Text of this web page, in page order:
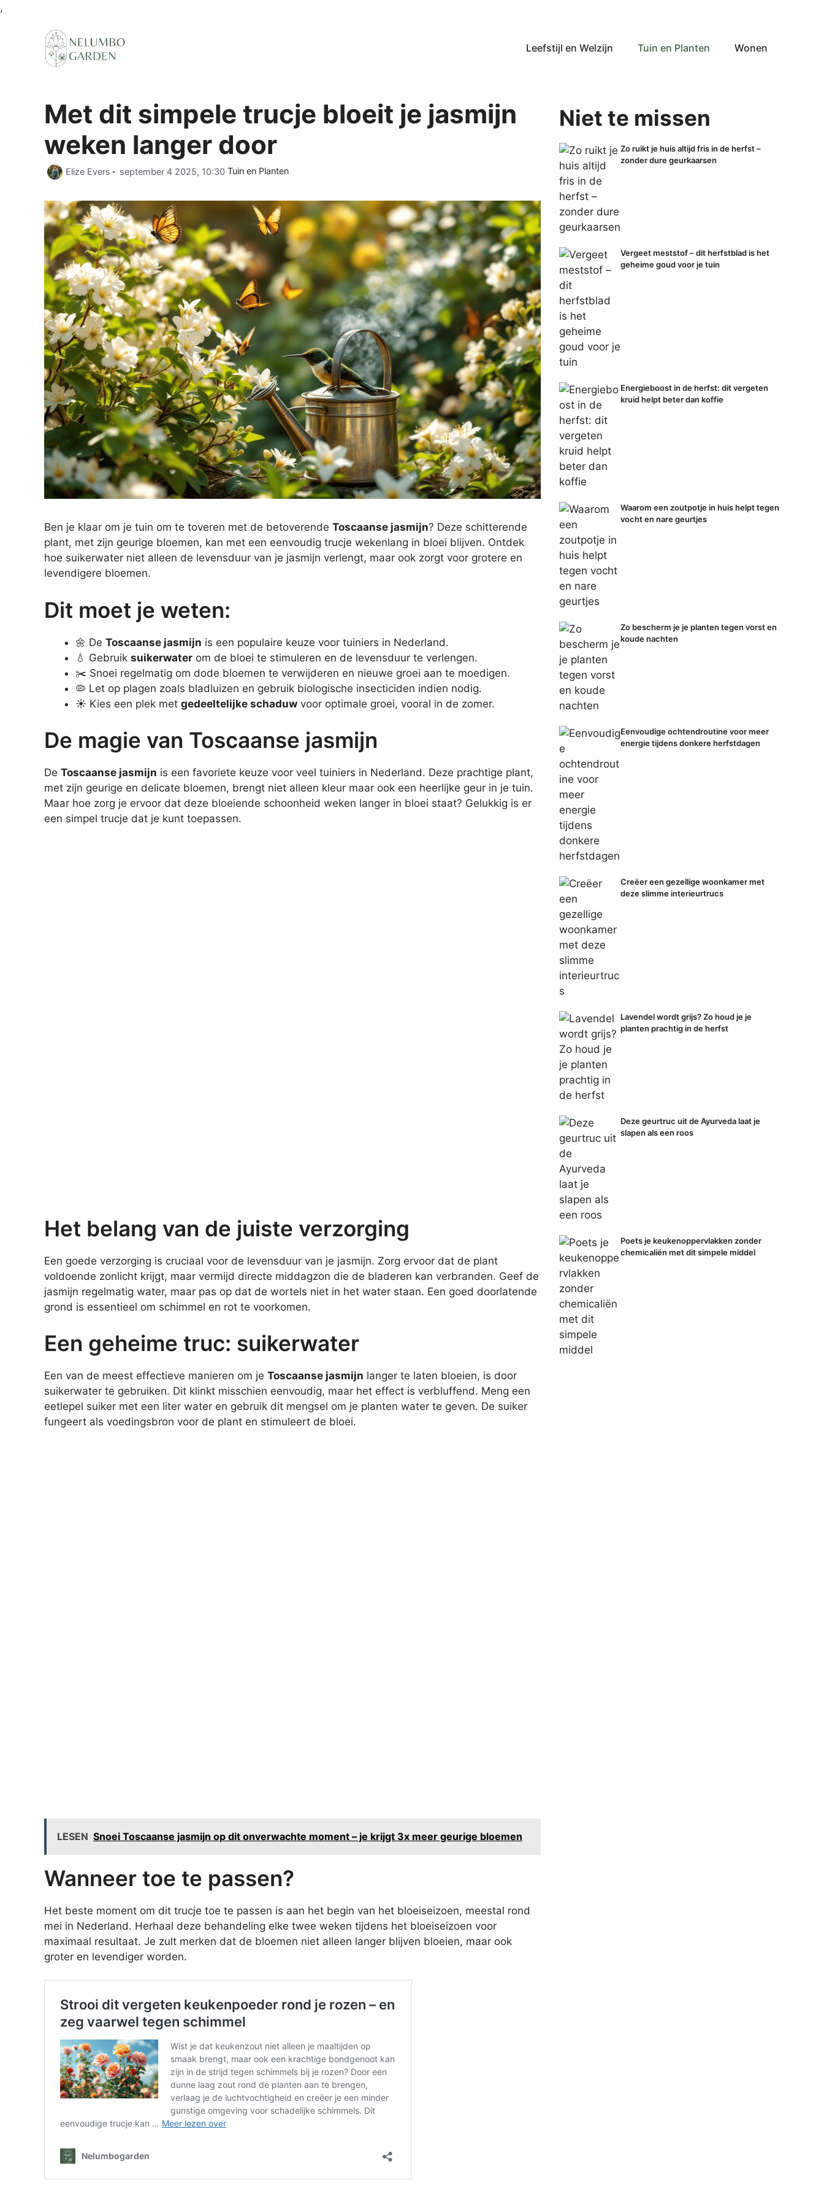
,
Leefstijl en Welzijn Tuin en Planten Wonen
Met dit simpele trucje bloeit je jasmijn
weken langer door
Elize Evers september 4 2025, 10:30 Categorieën
Tuin en Planten
Ben je klaar om je tuin om te toveren met de betoverende Toscaanse jasmijn? Deze schitterende
plant, met zijn geurige bloemen, kan met een eenvoudig trucje wekenlang in bloei blijven. Ontdek
hoe suikerwater niet alleen de levensduur van je jasmijn verlengt, maar ook zorgt voor grotere en
levendigere bloemen.
Dit moet je weten:
🌼 De Toscaanse jasmijn is een populaire keuze voor tuiniers in Nederland.
💧 Gebruik suikerwater om de bloei te stimuleren en de levensduur te verlengen.
✂️ Snoei regelmatig om dode bloemen te verwijderen en nieuwe groei aan te moedigen.
🦠 Let op plagen zoals bladluizen en gebruik biologische insecticiden indien nodig.
☀️ Kies een plek met gedeeltelijke schaduw voor optimale groei, vooral in de zomer.
De magie van Toscaanse jasmijn
De Toscaanse jasmijn is een favoriete keuze voor veel tuiniers in Nederland. Deze prachtige plant,
met zijn geurige en delicate bloemen, brengt niet alleen kleur maar ook een heerlijke geur in je tuin.
Maar hoe zorg je ervoor dat deze bloeiende schoonheid weken langer in bloei staat? Gelukkig is er
een simpel trucje dat je kunt toepassen.
Het belang van de juiste verzorging
Een goede verzorging is cruciaal voor de levensduur van je jasmijn. Zorg ervoor dat de plant
voldoende zonlicht krijgt, maar vermijd directe middagzon die de bladeren kan verbranden. Geef de
jasmijn regelmatig water, maar pas op dat de wortels niet in het water staan. Een goed doorlatende
grond is essentieel om schimmel en rot te voorkomen.
Een geheime truc: suikerwater
Een van de meest effectieve manieren om je Toscaanse jasmijn langer te laten bloeien, is door
suikerwater te gebruiken. Dit klinkt misschien eenvoudig, maar het effect is verbluffend. Meng een
eetlepel suiker met een liter water en gebruik dit mengsel om je planten water te geven. De suiker
fungeert als voedingsbron voor de plant en stimuleert de bloei.
LESEN Snoei Toscaanse jasmijn op dit onverwachte moment – je krijgt 3x meer geurige bloemen
Wanneer toe te passen?
Het beste moment om dit trucje toe te passen is aan het begin van het bloeiseizoen, meestal rond
mei in Nederland. Herhaal deze behandeling elke twee weken tijdens het bloeiseizoen voor
maximaal resultaat. Je zult merken dat de bloemen niet alleen langer blijven bloeien, maar ook
groter en levendiger worden.
Niet te missen
Zo ruikt je huis altijd fris in de herfst –
zonder dure geurkaarsen
Vergeet meststof – dit herfstblad is het
geheime goud voor je tuin
Energieboost in de herfst: dit vergeten
kruid helpt beter dan koffie
Waarom een zoutpotje in huis helpt tegen
vocht en nare geurtjes
Zo bescherm je je planten tegen vorst en
koude nachten
Eenvoudige ochtendroutine voor meer
energie tijdens donkere herfstdagen
Creëer een gezellige woonkamer met
deze slimme interieurtrucs
Lavendel wordt grijs? Zo houd je je
planten prachtig in de herfst
Deze geurtruc uit de Ayurveda laat je
slapen als een roos
Poets je keukenoppervlakken zonder
chemicaliën met dit simpele middel